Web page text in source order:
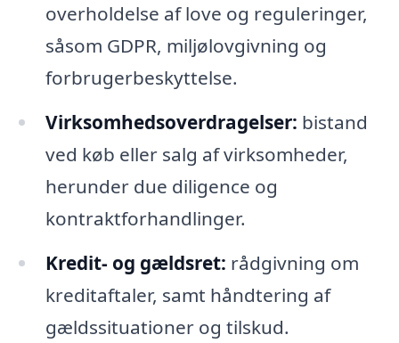
overholdelse af love og reguleringer,
såsom GDPR, miljølovgivning og
forbrugerbeskyttelse.
Virksomhedsoverdragelser: bistand
ved køb eller salg af virksomheder,
herunder due diligence og
kontraktforhandlinger.
Kredit- og gældsret: rådgivning om
kreditaftaler, samt håndtering af
gældssituationer og tilskud.